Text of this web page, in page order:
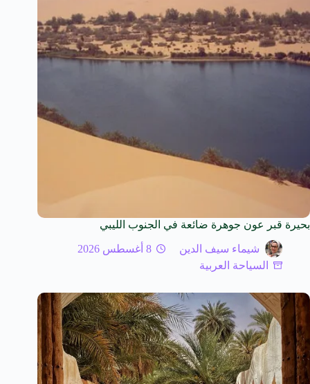
بحيرة قبر عون جوهرة ضائعة في الجنوب الليبي
شيماء سيف الدين
8 أغسطس 2026
السياحة العربية